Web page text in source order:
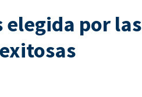
por las